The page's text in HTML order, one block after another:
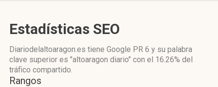
Estadísticas SEO
Diariodelaltoaragon.es tiene Google PR 6 y su palabra
clave superior es "altoaragon diario" con el 16.26% del
tráfico compartido.
Rangos